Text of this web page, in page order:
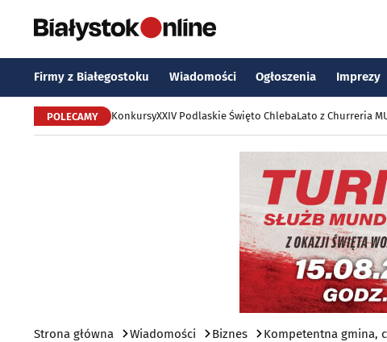
Firmy z Białegostoku Wiadomości Ogłoszenia Imprezy
POLECAMY KonkursyXXIV Podlaskie Święto ChlebaLato z Churreria
Strona główna Wiadomości Biznes Kompetentna gmina,